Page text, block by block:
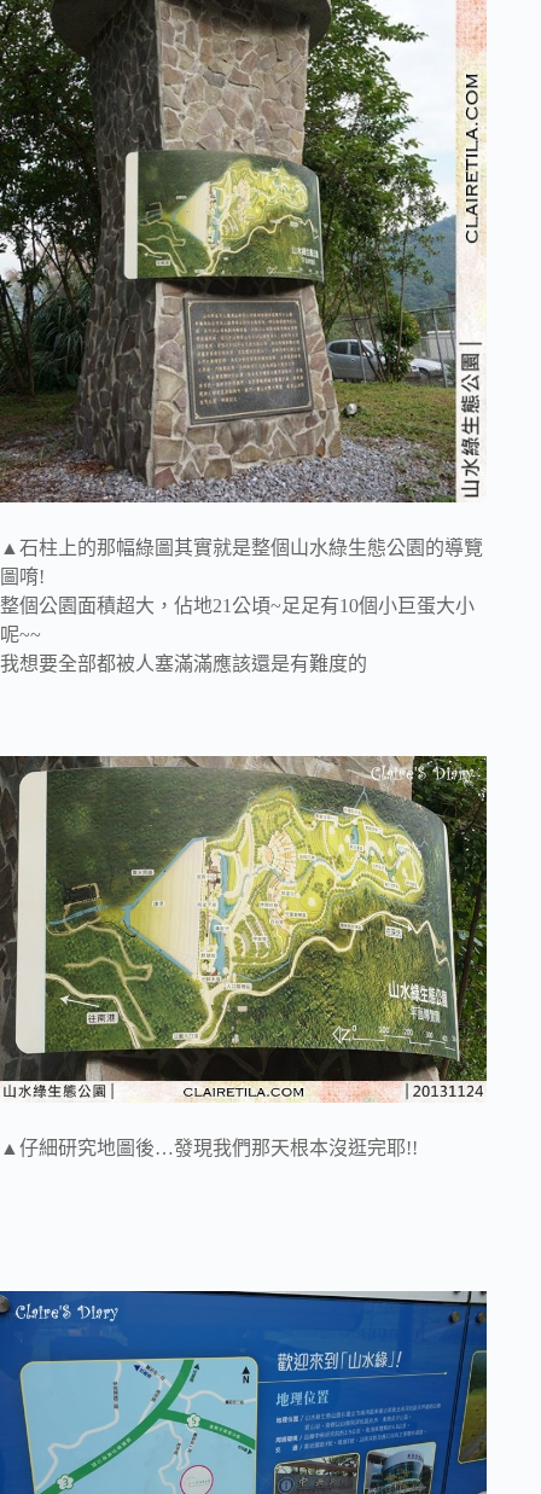
▲石柱上的那幅綠圖其實就是整個山水綠生態公園的導覽
圖唷!
整個公園面積超大，佔地21公頃~足足有10個小巨蛋大小
呢~~
我想要全部都被人塞滿滿應該還是有難度的
▲仔細研究地圖後…發現我們那天根本沒逛完耶!!